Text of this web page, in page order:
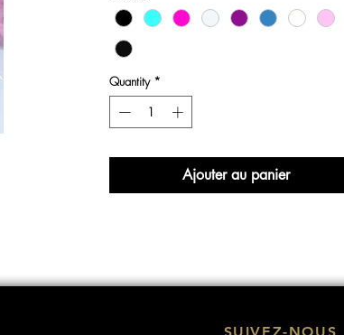
Quantity *
Ajouter au panier
SUIVEZ-NOUS